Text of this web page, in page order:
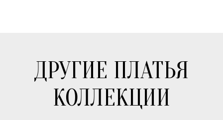
ДРУГИЕ ПЛАТЬЯ
КОЛЛЕКЦИИ